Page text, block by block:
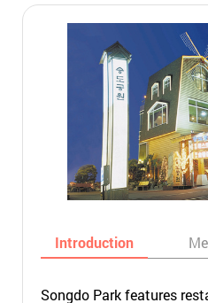
Introduction
Songdo Park features